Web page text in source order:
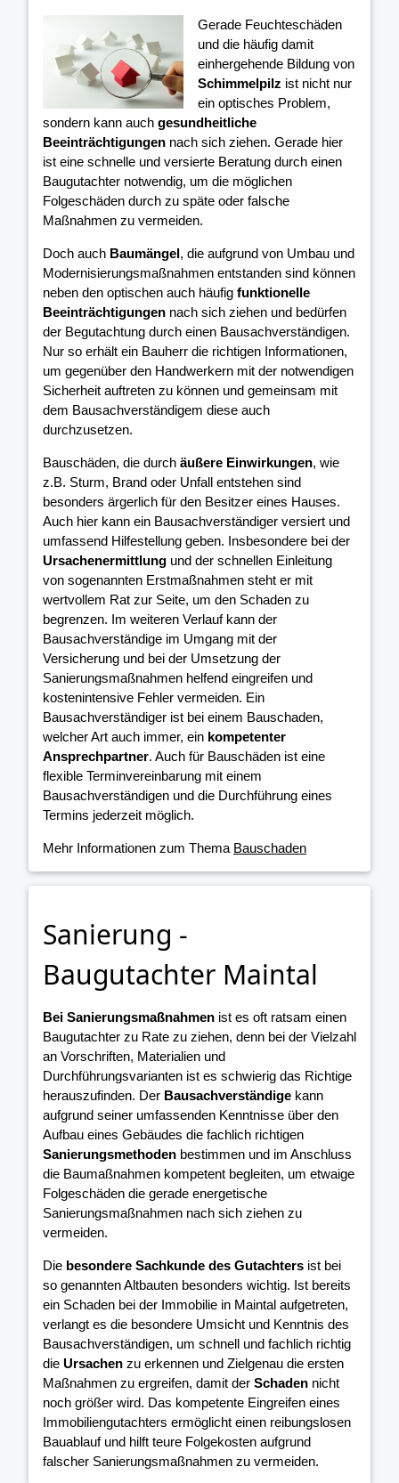
Gerade Feuchteschäden
und die häufig damit
einhergehende Bildung von
Schimmelpilz ist nicht nur
ein optisches Problem,
sondern kann auch gesundheitliche
Beeinträchtigungen nach sich ziehen. Gerade hier
ist eine schnelle und versierte Beratung durch einen
Baugutachter notwendig, um die möglichen
Folgeschäden durch zu späte oder falsche
Maßnahmen zu vermeiden.
Doch auch Baumängel, die aufgrund von Umbau und
Modernisierungsmaßnahmen entstanden sind können
neben den optischen auch häufig funktionelle
Beeinträchtigungen nach sich ziehen und bedürfen
der Begutachtung durch einen Bausachverständigen.
Nur so erhält ein Bauherr die richtigen Informationen,
um gegenüber den Handwerkern mit der notwendigen
Sicherheit auftreten zu können und gemeinsam mit
dem Bausachverständigem diese auch
durchzusetzen.
Bauschäden, die durch äußere Einwirkungen, wie
z.B. Sturm, Brand oder Unfall entstehen sind
besonders ärgerlich für den Besitzer eines Hauses.
Auch hier kann ein Bausachverständiger versiert und
umfassend Hilfestellung geben. Insbesondere bei der
Ursachenermittlung und der schnellen Einleitung
von sogenannten Erstmaßnahmen steht er mit
wertvollem Rat zur Seite, um den Schaden zu
begrenzen. Im weiteren Verlauf kann der
Bausachverständige im Umgang mit der
Versicherung und bei der Umsetzung der
Sanierungsmaßnahmen helfend eingreifen und
kostenintensive Fehler vermeiden. Ein
Bausachverständiger ist bei einem Bauschaden,
welcher Art auch immer, ein kompetenter
Ansprechpartner. Auch für Bauschäden ist eine
flexible Terminvereinbarung mit einem
Bausachverständigen und die Durchführung eines
Termins jederzeit möglich.
Mehr Informationen zum Thema Bauschaden
Sanierung -
Baugutachter Maintal
Bei Sanierungsmaßnahmen ist es oft ratsam einen
Baugutachter zu Rate zu ziehen, denn bei der Vielzahl
an Vorschriften, Materialien und
Durchführungsvarianten ist es schwierig das Richtige
herauszufinden. Der Bausachverständige kann
aufgrund seiner umfassenden Kenntnisse über den
Aufbau eines Gebäudes die fachlich richtigen
Sanierungsmethoden bestimmen und im Anschluss
die Baumaßnahmen kompetent begleiten, um etwaige
Folgeschäden die gerade energetische
Sanierungsmaßnahmen nach sich ziehen zu
vermeiden.
Die besondere Sachkunde des Gutachters ist bei
so genannten Altbauten besonders wichtig. Ist bereits
ein Schaden bei der Immobilie in Maintal aufgetreten,
verlangt es die besondere Umsicht und Kenntnis des
Bausachverständigen, um schnell und fachlich richtig
die Ursachen zu erkennen und Zielgenau die ersten
Maßnahmen zu ergreifen, damit der Schaden nicht
noch größer wird. Das kompetente Eingreifen eines
Immobiliengutachters ermöglicht einen reibungslosen
Bauablauf und hilft teure Folgekosten aufgrund
falscher Sanierungsmaßnahmen zu vermeiden.